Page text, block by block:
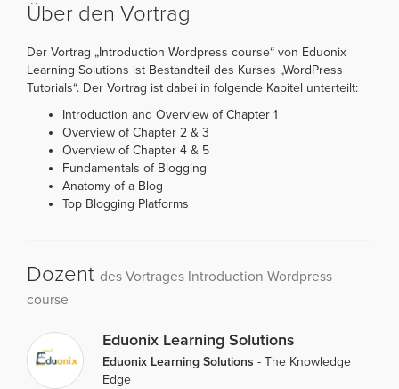
Über den Vortrag
Der Vortrag „Introduction Wordpress course“ von Eduonix
Learning Solutions ist Bestandteil des Kurses „WordPress
Tutorials“. Der Vortrag ist dabei in folgende Kapitel unterteilt:
Introduction and Overview of Chapter 1
Overview of Chapter 2 & 3
Overview of Chapter 4 & 5
Fundamentals of Blogging
Anatomy of a Blog
Top Blogging Platforms
Dozent des Vortrages Introduction Wordpress
course
Eduonix Learning Solutions
Eduonix Learning Solutions - The Knowledge
Edge